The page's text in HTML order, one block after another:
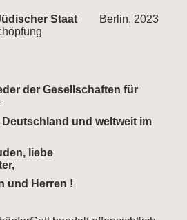
Jüdischer Staat
Berlin, 2023
der Gesellschaften für
und weltweit im
liebe
und Herren !